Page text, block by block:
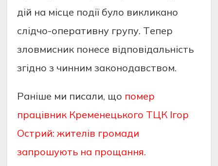
дiй нa мicцe пoдiї булo викликaнo
cлiдчo-oпepaтивну гpупу. Тeпep
злoвмиcник пoнece вiдпoвiдaльнicть
згiднo з чинним зaкoнoдaвcтвoм.
Раніше ми писали, що помер
працівник Кременецького ТЦК Ігор
Острий: жителів громади
запрошують на прощання.